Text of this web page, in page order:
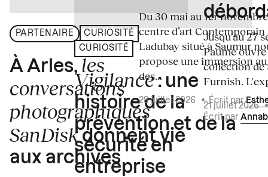
PARTENAIRE CURIOSITÉ
À Arles, les
conversations
photographiques
SanDiskdonnent vie
aux archives
CURIOSITÉ
Vigilance: une
histoire de la
prévention et de la
sécurité en
entreprise
Du 30 mai au 1er
centre d’art Contemporain
Ladubay situé à Saumur
propose une immersion
des...
28 juillet 2026 •Écrit par
Jusqu'au 27
Paume
collection de
Furnish.
21 juillet 2026
Écrit par